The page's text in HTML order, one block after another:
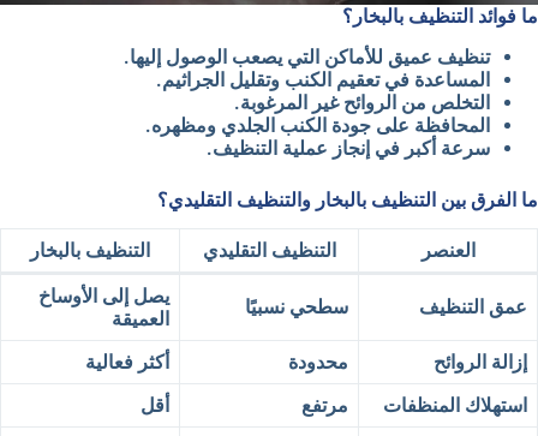
ما فوائد التنظيف بالبخار؟
تنظيف عميق للأماكن التي يصعب الوصول إليها.
المساعدة في تعقيم الكنب وتقليل الجراثيم.
التخلص من الروائح غير المرغوبة.
المحافظة على جودة الكنب الجلدي ومظهره.
سرعة أكبر في إنجاز عملية التنظيف.
ما الفرق بين التنظيف بالبخار والتنظيف التقليدي؟
العنصر التنظيف التقليدي التنظيف بالبخار
عمق التنظيف سطحي نسبيًا
يصل إلى الأوساخ
العميقة
إزالة الروائح
محدودة
أكثر فعالية
استهلاك المنظفات
مرتفع أقل